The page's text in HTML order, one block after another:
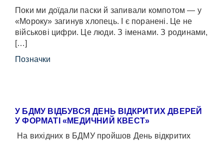
Поки ми доїдали паски й запивали компотом — у
«Мороку» загинув хлопець. І є поранені. Це не
військові цифри. Це люди. З іменами. З родинами,
[…]
Позначки
У БДМУ ВІДБУВСЯ ДЕНЬ ВІДКРИТИХ ДВЕРЕЙ
У ФОРМАТІ «МЕДИЧНИЙ КВЕСТ»
На вихідних в БДМУ пройшов День відкритих